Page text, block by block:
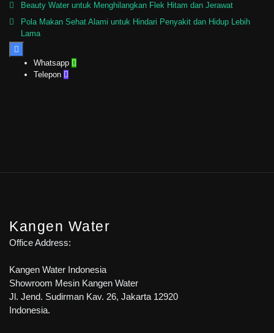
Beauty Water untuk Menghilangkan Flek Hitam dan Jerawat
Pola Makan Sehat Alami untuk Hindari Penyakit dan Hidup Lebih
Lama

Whatsapp 
Telepon 
Kangen Water
Office Address:
Kangen Water Indonesia
Showroom Mesin Kangen Water
Jl. Jend. Sudirman Kav. 26, Jakarta 12920
Indonesia.